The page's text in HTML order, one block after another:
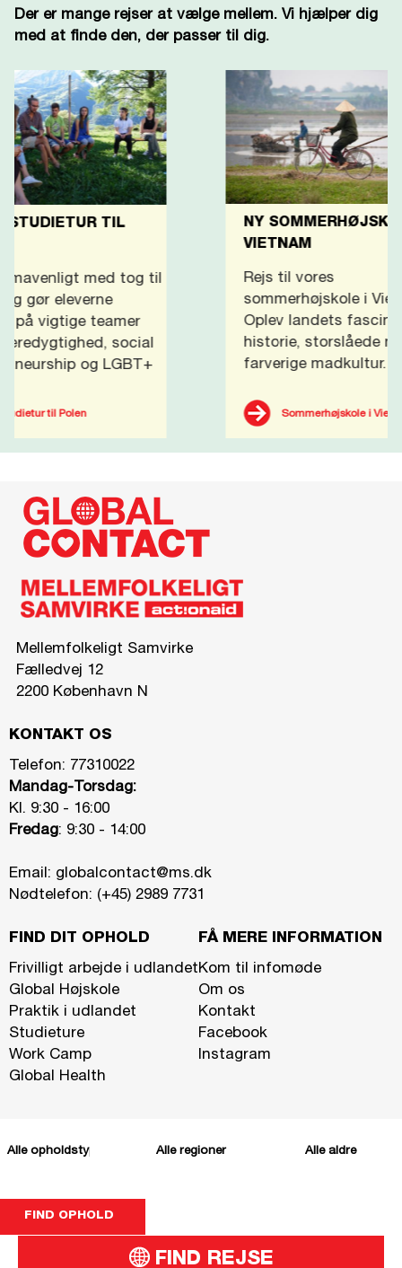
Der er mange rejser at vælge mellem. Vi hjælper dig
med at finde den, der passer til dig.
NY SOMMERHØJSKOLE I
Rejs til vores
sommerhøjskole i Vietnam.
Oplev landets fascinerende
historie, storslåede natur og
farverige madkultur.
Sommerhøjskole i Vietnam
når
Mellemfolkeligt Samvirke
Fælledvej 12
2200 København N
KONTAKT OS
Telefon: 77310022
Mandag-Torsdag:
Kl. 9:30 - 16:00
Fredag: 9:30 - 14:00
Email: globalcontact@ms.dk
Nødtelefon: (+45) 2989 7731
FIND DIT OPHOLD
Frivilligt arbejde i udlandet
Global Højskole
Praktik i udlandet
Studieture
Work Camp
Global Health
FÅ MERE INFORMATION
Kom til infomøde
Om os
Kontakt
Facebook
Instagram
FIND REJSE